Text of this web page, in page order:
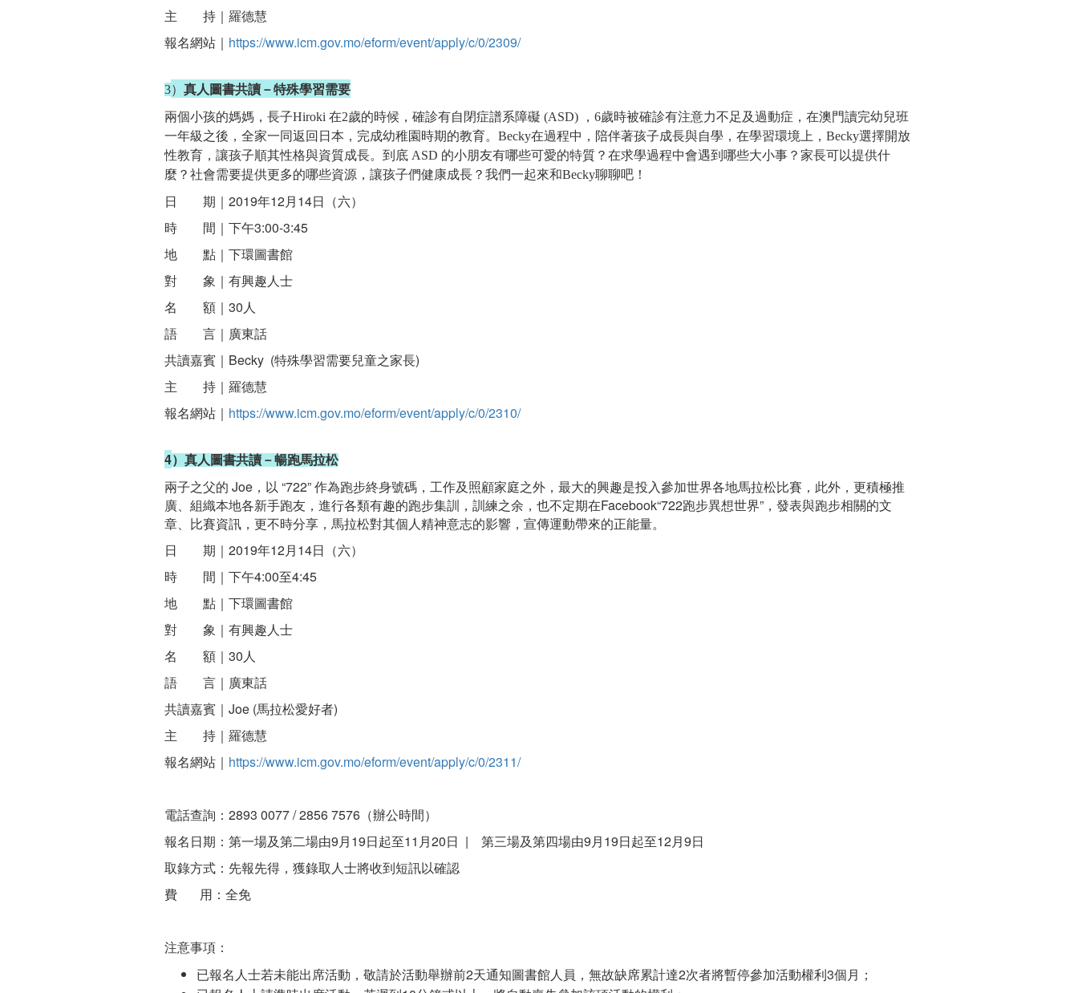
主 持｜羅德慧
報名網站｜ https://www.icm.gov.mo/eform/event/apply/c/0/2309/
3） 真人圖書共讀－特殊學習需要
兩個小孩的媽媽，長子Hiroki 在2歲的時候，確診有自閉症譜系障礙 (ASD) ， 6歲時被確診有注意力不足及過動症，在澳門讀完幼兒班
一年級之後，全家一同返回日本，完成幼稚園時期的教育。
Becky在過程中，陪伴著孩子成長與自學，在學習環境上， Becky選擇開放
性教育，讓孩子順其性格與資質成長。到底ASD 的小朋友有哪些可愛的特質？在求學過程中會遇到哪些大小事？家長可以提供什
麼？社會需要提供更多的哪些資源，讓孩子們健康成長？我們一起來和Becky聊聊吧！
日 期｜2019年12月14日（六）
時 間｜下午3:00-3:45
地 點｜下環圖書館
對 象｜有興趣人士
名 額｜30人
語 言｜廣東話
共讀嘉賓｜Becky (特殊學習需要兒童之家長)
主 持｜羅德慧
報名網站｜ https://www.icm.gov.mo/eform/event/apply/c/0/2310/
4）真人圖書共讀－暢跑馬拉松
兩子之父的 Joe，以 “722”作為跑步終身號碼，工作及照顧家庭之外，最大的興趣是投入參加世界各地馬拉松比賽，此外，更積極推
廣、組織本地各新手跑友，進行各類有趣的跑步集訓，訓練之余，也不定期在Facebook“722跑步異想世界”，發表與跑步相關的文
章、比賽資訊，更不時分享，馬拉松對其個人精神意志的影響，宣傳運動帶來的正能量。
日 期｜2019年12月14日（六）
時 間｜下午4:00至4:45
地 點｜下環圖書館
對 象｜有興趣人士
名 額｜30人
語 言｜廣東話
共讀嘉賓｜Joe (馬拉松愛好者)
主 持｜羅德慧
報名網站｜ https://www.icm.gov.mo/eform/event/apply/c/0/2311/
電話查詢：2893 0077 / 2856 7576（辦公時間）
報名日期：第一場及第二場由9月19日起至11月20日 | 第三場及第四場由9月19日起至12月9日
取錄方式：先報先得，獲錄取人士將收到短訊以確認
費 用：全免
注意事項：
已報名人士若未能出席活動，敬請於活動舉辦前2天通知圖書館人員，無故缺席累計達2次者將暫停參加活動權利3個月；